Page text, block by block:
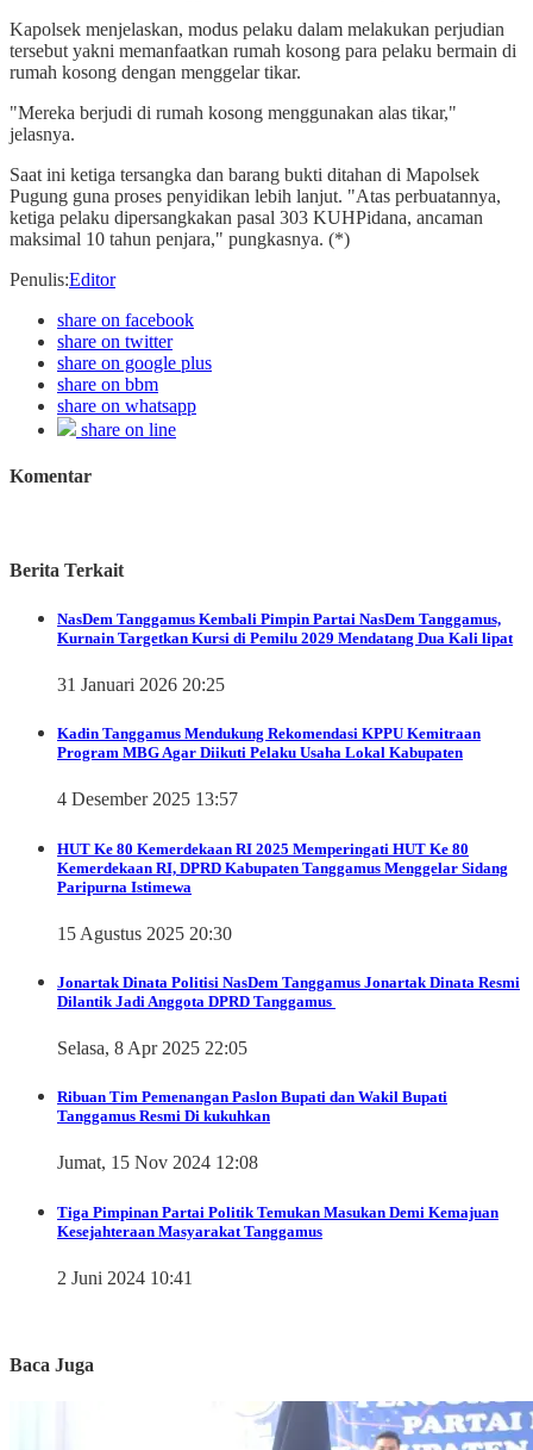
Kapolsek menjelaskan, modus pelaku dalam melakukan perjudian
tersebut yakni memanfaatkan rumah kosong para pelaku bermain di
rumah kosong dengan menggelar tikar.
"Mereka berjudi di rumah kosong menggunakan alas tikar,"
jelasnya.
Saat ini ketiga tersangka dan barang bukti ditahan di Mapolsek
Pugung guna proses penyidikan lebih lanjut. "Atas perbuatannya,
ketiga pelaku dipersangkakan pasal 303 KUHPidana, ancaman
maksimal 10 tahun penjara," pungkasnya. (*)
Penulis:Editor
share on facebook
share on twitter
share on google plus
share on bbm
share on whatsapp
share on line
Komentar
Berita Terkait
NasDem Tanggamus Kembali Pimpin Partai NasDem Tanggamus,
Kurnain Targetkan Kursi di Pemilu 2029 Mendatang Dua Kali lipat
31 Januari 2026 20:25
Kadin Tanggamus Mendukung Rekomendasi KPPU Kemitraan
Program MBG Agar Diikuti Pelaku Usaha Lokal Kabupaten
4 Desember 2025 13:57
HUT Ke 80 Kemerdekaan RI 2025 Memperingati HUT Ke 80
Kemerdekaan RI, DPRD Kabupaten Tanggamus Menggelar Sidang
Paripurna Istimewa
15 Agustus 2025 20:30
Jonartak Dinata Politisi NasDem Tanggamus Jonartak Dinata Resmi
Dilantik Jadi Anggota DPRD Tanggamus
Selasa, 8 Apr 2025 22:05
Ribuan Tim Pemenangan Paslon Bupati dan Wakil Bupati
Tanggamus Resmi Di kukuhkan
Jumat, 15 Nov 2024 12:08
Tiga Pimpinan Partai Politik Temukan Masukan Demi Kemajuan
Kesejahteraan Masyarakat Tanggamus
2 Juni 2024 10:41
Baca Juga